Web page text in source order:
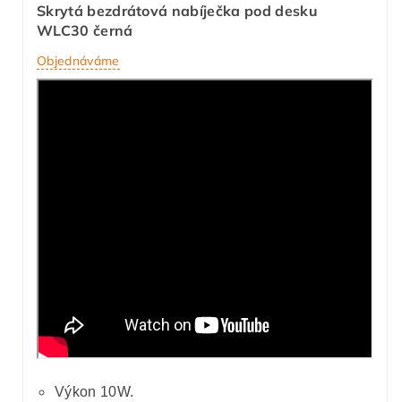
Skrytá bezdrátová nabíječka pod desku
WLC30 černá
Objednáváme
Výkon 10W.